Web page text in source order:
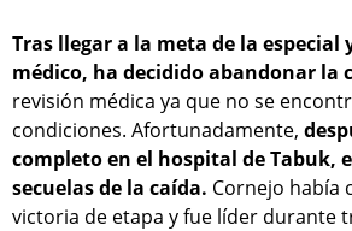
Tras llegar a la meta de la especial
médico, ha decidido abandonar la
revisión médica ya que no se
condiciones. Afortunadamente,
completo en el hospital de Tabuk,
secuelas de la caída. Cornejo había
victoria de etapa y fue líder durante